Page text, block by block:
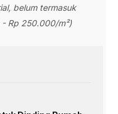
belum termasuk
Rp 250.000/m²)